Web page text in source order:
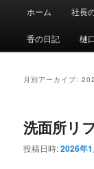
メインコンテ
サブコンテン
ホーム 社長
香の日記 樋
月別アーカイブ:
洗面所リ
投稿日時:2026年